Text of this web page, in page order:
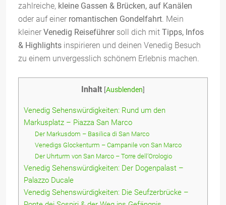
zahlreiche, kleine Gassen & Brücken, auf Kanälen
oder auf einer romantischen Gondelfahrt. Mein
kleiner Venedig Reiseführersoll dich mit Tipps, Infos
& Highlights inspirieren und deinen Venedig Besuch
zu einem unvergesslich schönem Erlebnis machen.
Inhalt [Ausblenden]
Venedig Sehenswürdigkeiten: Rund um den
Markusplatz – Piazza San Marco
Der Markusdom – Basilica di San Marco
Venedigs Glockenturm – Campanile von San Marco
Der Uhrturm von San Marco – Torre dell’Orologio
Venedig Sehenswürdigkeiten: Der Dogenpalast –
Palazzo Ducale
Venedig Sehenswürdigkeiten: Die Seufzerbrücke –